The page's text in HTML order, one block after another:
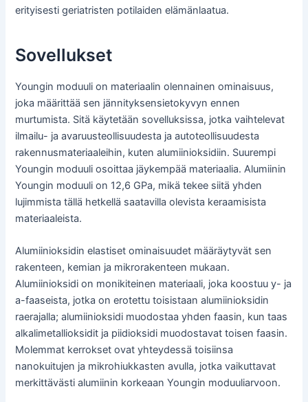
erityisesti geriatristen potilaiden elämänlaatua.
Sovellukset
Youngin moduuli on materiaalin olennainen ominaisuus,
joka määrittää sen jännityksensietokyvyn ennen
murtumista. Sitä käytetään sovelluksissa, jotka vaihtelevat
ilmailu- ja avaruusteollisuudesta ja autoteollisuudesta
rakennusmateriaaleihin, kuten alumiinioksidiin. Suurempi
Youngin moduuli osoittaa jäykempää materiaalia. Alumiinin
Youngin moduuli on 12,6 GPa, mikä tekee siitä yhden
lujimmista tällä hetkellä saatavilla olevista keraamisista
materiaaleista.
Alumiinioksidin elastiset ominaisuudet määräytyvät sen
rakenteen, kemian ja mikrorakenteen mukaan.
Alumiinioksidi on monikiteinen materiaali, joka koostuu y- ja
a-faaseista, jotka on erotettu toisistaan alumiinioksidin
raerajalla; alumiinioksidi muodostaa yhden faasin, kun taas
alkalimetallioksidit ja piidioksidi muodostavat toisen faasin.
Molemmat kerrokset ovat yhteydessä toisiinsa
nanokuitujen ja mikrohiukkasten avulla, jotka vaikuttavat
merkittävästi alumiinin korkeaan Youngin moduuliarvoon.